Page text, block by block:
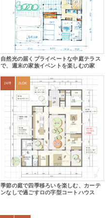
自然光の届くプライベートな中庭テラス
で、週末の家族イベントを楽しむの家
24坪 2LDK
季節の庭で四季移ろいを楽しむ、カーテ
ンなしで過ごすロの字型コートハウス